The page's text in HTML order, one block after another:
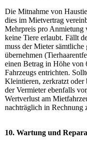
Die Mitnahme von
dies im Mietvertrag
Mehrpreis pro Anmietung
keine Tiere erlaubt. Fällt
muss der Mieter sämtliche
übernehmen
einen Betrag in Höhe von
Fahrzeugs entrichten.
Kleintieren, zerkratzt oder
der Vermieter ebenfalls
Wertverlust am
nachträglich in Rechnung
10. Wartung und